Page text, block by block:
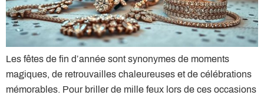
Les fêtes de fin d’année sont synonymes de moments
magiques, de retrouvailles chaleureuses et de célébrations
mémorables. Pour briller de mille feux lors de ces occasions